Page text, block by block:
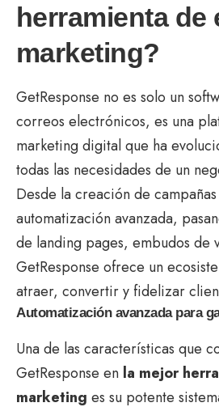
herramienta de
marketing?
GetResponse no es solo un
correos electrónicos, es una
marketing digital que ha
todas las necesidades de un
Desde la creación de
automatización avanzada,
de landing pages, embudos de
GetResponse ofrece un
atraer, convertir y fidelizar
Automatización avanzada para
Una de las características que
GetResponse en la mejor
marketing es su potente